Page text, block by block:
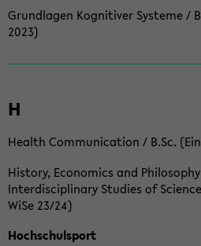
Grundlagen Kognitiver Systeme /
2023)
H
Health Communication / B.Sc.
History, Economics and
Interdisciplinary Studies of
WiSe 23/24)
Hochschulsport